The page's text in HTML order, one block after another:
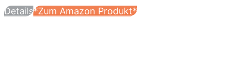
Details*Zum Amazon Produkt*